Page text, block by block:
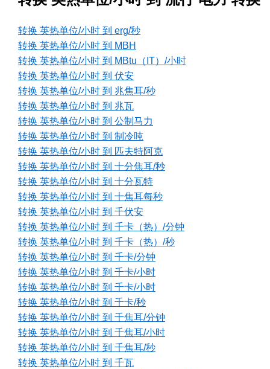
转换 英热单位/小时 到 erg/秒
转换 英热单位/小时 到 MBH
转换 英热单位/小时 到 MBtu（IT）/小时
转换 英热单位/小时 到 伏安
转换 英热单位/小时 到 兆焦耳/秒
转换 英热单位/小时 到 兆瓦
转换 英热单位/小时 到 公制马力
转换 英热单位/小时 到 制冷吨
转换 英热单位/小时 到 匹夫特阿克
转换 英热单位/小时 到 十分焦耳/秒
转换 英热单位/小时 到 十分瓦特
转换 英热单位/小时 到 十焦耳每秒
转换 英热单位/小时 到 千伏安
转换 英热单位/小时 到 千卡（热）/分钟
转换 英热单位/小时 到 千卡（热）/秒
转换 英热单位/小时 到 千卡/分钟
转换 英热单位/小时 到 千卡/小时
转换 英热单位/小时 到 千卡/小时
转换 英热单位/小时 到 千卡/秒
转换 英热单位/小时 到 千焦耳/分钟
转换 英热单位/小时 到 千焦耳/小时
转换 英热单位/小时 到 千焦耳/秒
转换 英热单位/小时 到 千瓦